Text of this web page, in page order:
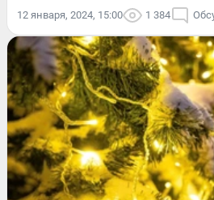
12 января, 2024, 15:00 1 384